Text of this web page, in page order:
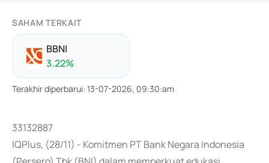
SAHAM TERKAIT
BBNI
3.22%
Terakhir diperbarui: 13-07-2026, 09:30:am
33132887
IQPlus, (28/11) - Komitmen PT Bank Negara Indonesia